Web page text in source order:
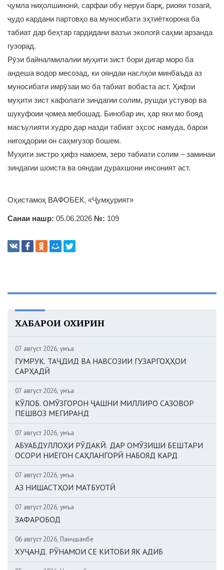
ҷумла ниҳолшинонӣ, сарфаи обу неруи барқ, риояи тозагӣ,
ҷудо кардани партовҳо ва муносибати эҳтиёткорона ба
табиат дар беҳтар гардидани вазъи экологӣ саҳми арзанда
гузорад.
Рӯзи байналмилалии муҳити зист бори дигар моро ба
андеша водор месозад, ки ояндаи наслҳои минбаъда аз
муносибати имрӯзаи мо ба табиат вобаста аст. Ҳифзи
муҳити зист кафолати зиндагии солим, рушди устувор ва
шукуфоии ҷомеа мебошад. Бинобар ин, ҳар яки мо бояд
масъулияти худро дар назди табиат эҳсос намуда, барои
нигоҳдории он саҳмгузор бошем.
Муҳити зистро ҳифз намоем, зеро табиати солим – заминаи
зиндагии шоиста ва ояндаи дурахшони инсоният аст.
Оҳистамоҳ ВАФОБЕК, «Ҷумҳурият»
Санаи нашр: 05.06.2026 №: 109
ХАБАРҲОИ ОХИРИН
07 август 2026, Ҷумъа
ГУМРУК. ТАҶДИД ВА НАВСОЗИИ ГУЗАРГОҲҲОИ
САРҲАДӢ
07 август 2026, Ҷумъа
КӮЛОБ. ОМӮЗГОРОН ҶАШНИ МИЛЛИРО САЗОВОР
ПЕШВОЗ МЕГИРАНД
07 август 2026, Ҷумъа
АБУАБДУЛЛОҲИ РӮДАКӢ. ДАР ОМӮЗИШИ БЕШТАРИ
ОСОРИ НИЁГОН САҲЛАНГОРӢ НАБОЯД КАРД
07 август 2026, Ҷумъа
АЗ НИШАСТҲОИ МАТБУОТӢ
07 август 2026, Ҷумъа
ЗАФАРОБОД
06 август 2026, Панҷшанбе
ХУҶАНД. РӮНАМОИ СЕ КИТОБИ ЯК АДИБ